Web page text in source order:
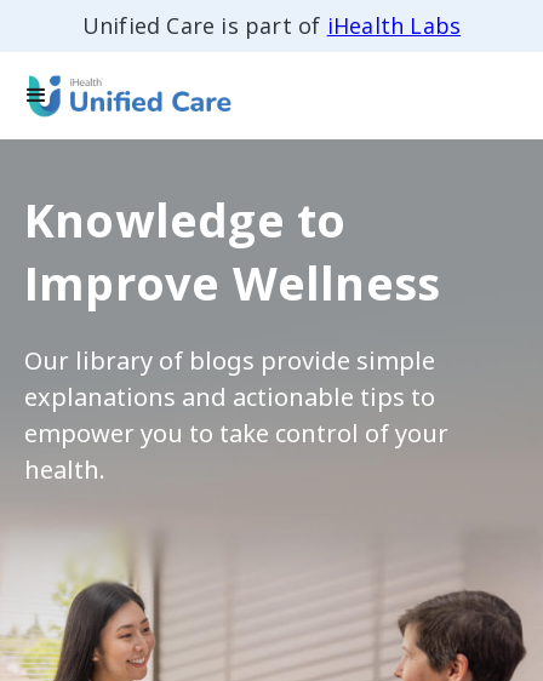
Unified Care is part of iHealth Labs
Knowledge to
Improve Wellness
Our library of blogs provide simple
explanations and actionable tips to
empower you to take control of your
health.